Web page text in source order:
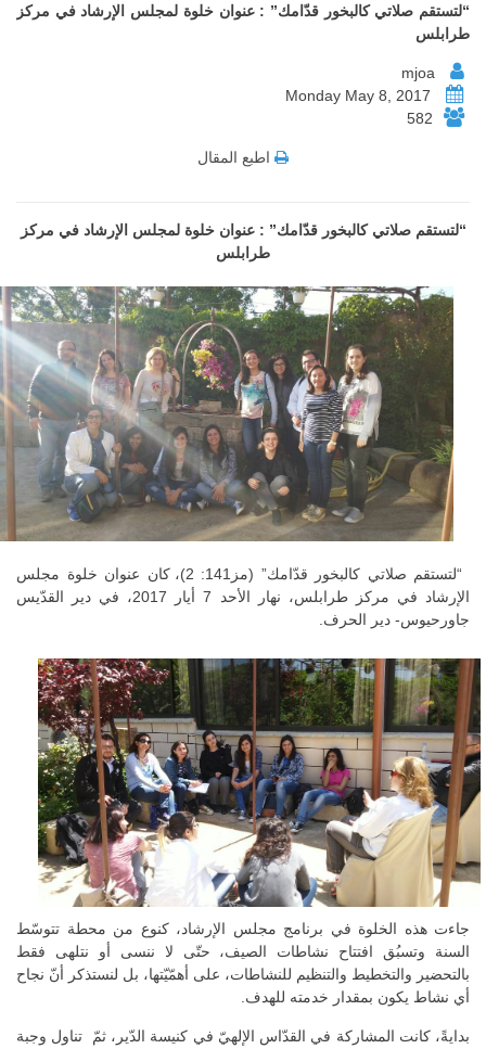
“لتستقم صلاتي كالبخور قدّامك” : عنوان خلوة لمجلس الإرشاد في مركز
طرابلس
mjoa
Monday May 8, 2017
582
اطبع المقال
“لتستقم صلاتي كالبخور قدّامك” : عنوان خلوة لمجلس الإرشاد في مركز
طرابلس
“لتستقم صلاتي كالبخور قدّامك” (مز141: 2)، كان عنوان خلوة مجلس
الإرشاد في مركز طرابلس، نهار الأحد 7 أيار 2017، في دير القدّيس
جاورحيوس- دير الحرف.
جاءت هذه الخلوة في برنامج مجلس الإرشاد، كنوع من محطة تتوسّط
السنة وتسبُق افتتاح نشاطات الصيف، حتّى لا ننسى أو نتلهى فقط
بالتحضير والتخطيط والتنظيم للنشاطات، على أهمّيّتها، بل لنستذكر أنّ نجاح
أي نشاط يكون بمقدار خدمته للهدف.
بدايةً، كانت المشاركة في القدّاس الإلهيّ في كنيسة الدّير، ثمّ تناول وجبة